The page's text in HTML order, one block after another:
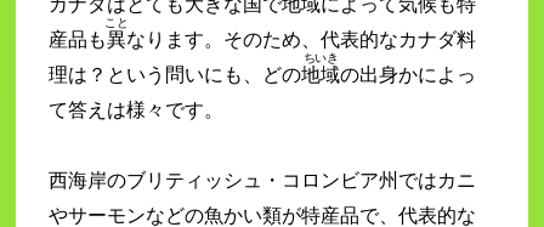
産品も異
こと
なります。そのため、代表的なカナダ料
理は？という問いにも、どの地域
ちいき
の出身かによっ
て答えは様々です。
西海岸のブリティッシュ・コロンビア州ではカニ
やサーモンなどの魚かい類が特産品で、代表的な